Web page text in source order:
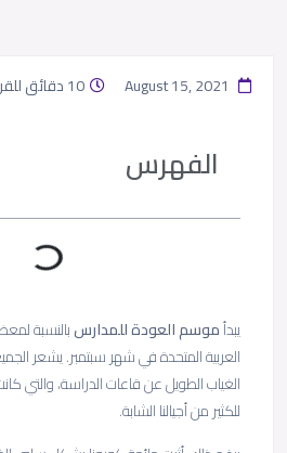
10 دقائق للقراءة
الفهرس
يبدأموسم العودة للمدارسبالنسبة
العربية المتحدة في شهر سبتمبر. يشعر
الغياب الطويل عن قاعات الدراسة، والتي
للكثير من أجيالنا الشابة.